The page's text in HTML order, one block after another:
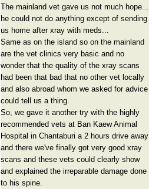
The mainland vet gave us not much hope...
he could not do anything except of sending
us home after xray with meds...
Same as on the island so on the mainland
are the vet clinics very basic and no
wonder that the quality of the xray scans
had been that bad that no other vet locally
and also abroad whom we asked for advice
could tell us a thing.
So, we gave it another try with the highly
recommended vets at Ban Kaew Animal
Hospital in Chantaburi a 2 hours drive away
and there we've finally got very good xray
scans and these vets could clearly show
and explained the irreparable damage done
to his spine.